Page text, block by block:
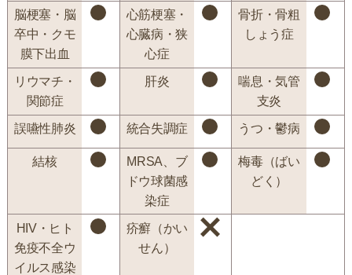
脳梗塞・脳
卒中・クモ
膜下出血
心筋梗塞・
心臓病・狭
心症
骨折・骨粗
しょう症
リウマチ・
関節症
肝炎
喘息・気管
支炎
誤嚥性肺炎 統合失調症 うつ・鬱病
結核
MRSA、ブ
ドウ球菌感
染症
梅毒（ばい
どく）
HIV・ヒト
免疫不全ウ
イルス感染
疥癬（かい
せん）